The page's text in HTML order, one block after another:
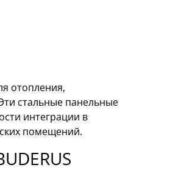
отопления,
стальные панельные
интеграции в
помещений.